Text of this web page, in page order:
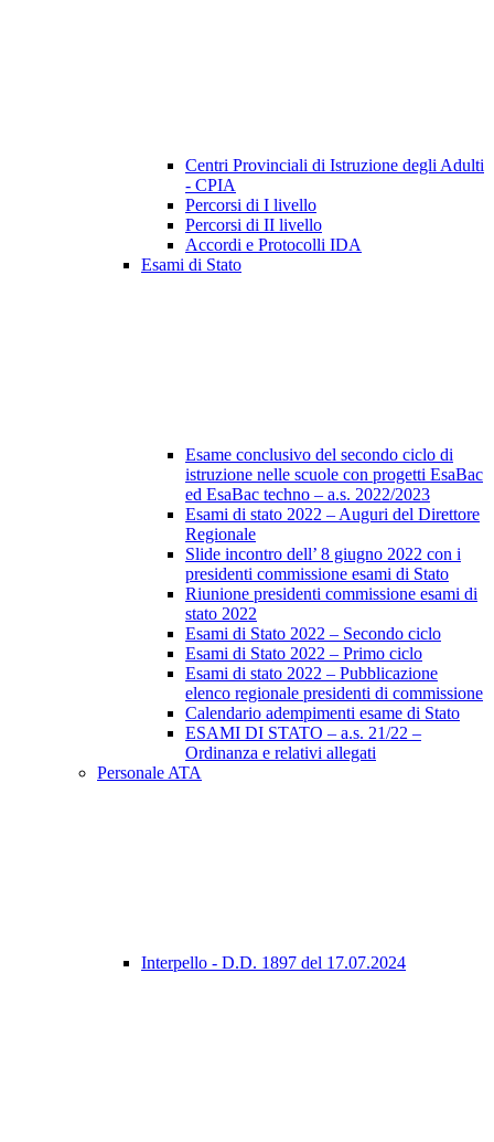
Centri Provinciali di Istruzione degli Adulti
- CPIA
Percorsi di I livello
Percorsi di II livello
Accordi e Protocolli IDA
Esami di Stato
Esame conclusivo del secondo ciclo di
istruzione nelle scuole con progetti EsaBac
ed EsaBac techno – a.s. 2022/2023
Esami di stato 2022 – Auguri del Direttore
Regionale
Slide incontro dell’ 8 giugno 2022 con i
presidenti commissione esami di Stato
Riunione presidenti commissione esami di
stato 2022
Esami di Stato 2022 – Secondo ciclo
Esami di Stato 2022 – Primo ciclo
Esami di stato 2022 – Pubblicazione
elenco regionale presidenti di commissione
Calendario adempimenti esame di Stato
ESAMI DI STATO – a.s. 21/22 –
Ordinanza e relativi allegati
Personale ATA
Interpello - D.D. 1897 del 17.07.2024